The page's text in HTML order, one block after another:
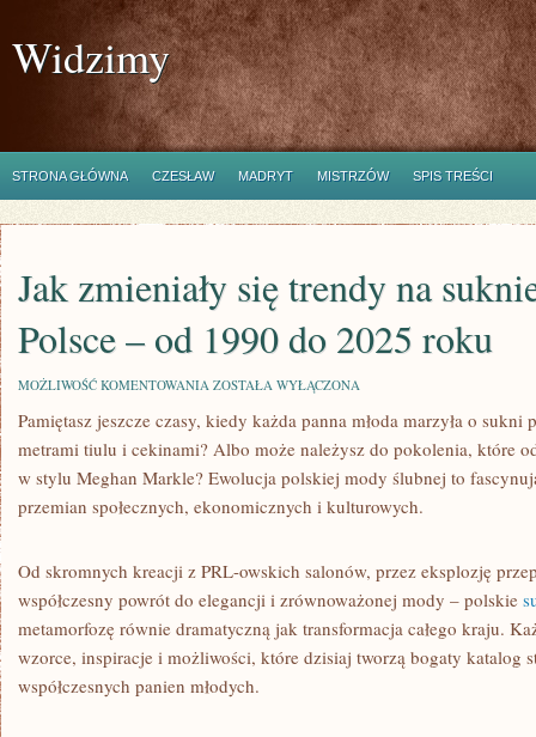
Widzimy
STRONA GŁÓWNA CZESŁAW MADRYT MISTRZÓW SPIS TREŚCI
Jak zmieniały się trendy na
Polsce – od 1990 do 2025 roku
MOŻLIWOŚĆ KOMENTOWANIA JAK
SIĘ
TRENDY
NA
SUKNIE
ŚLUBNE
W
OD
1990
DO
ROKU
ZOSTAŁA WYŁĄCZONA
Pamiętasz jeszcze czasy, kiedy każda panna młoda marzyła o
metrami tiulu i cekinami? Albo może należysz do pokolenia, które
w stylu Meghan Markle? Ewolucja polskiej mody ślubnej to
przemian społecznych, ekonomicznych i kulturowych.
Od skromnych kreacji z PRL-owskich salonów, przez eksplozję
współczesny powrót do elegancji i zrównoważonej mody – polskie
metamorfozę równie dramatyczną jak transformacja całego kraju.
wzorce, inspiracje i możliwości, które dzisiaj tworzą bogaty katalog
współczesnych panien młodych.